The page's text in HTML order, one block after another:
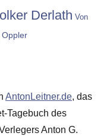
Derlath Von
AntonLeitner.de, das
Tagebuch des
Anton G.